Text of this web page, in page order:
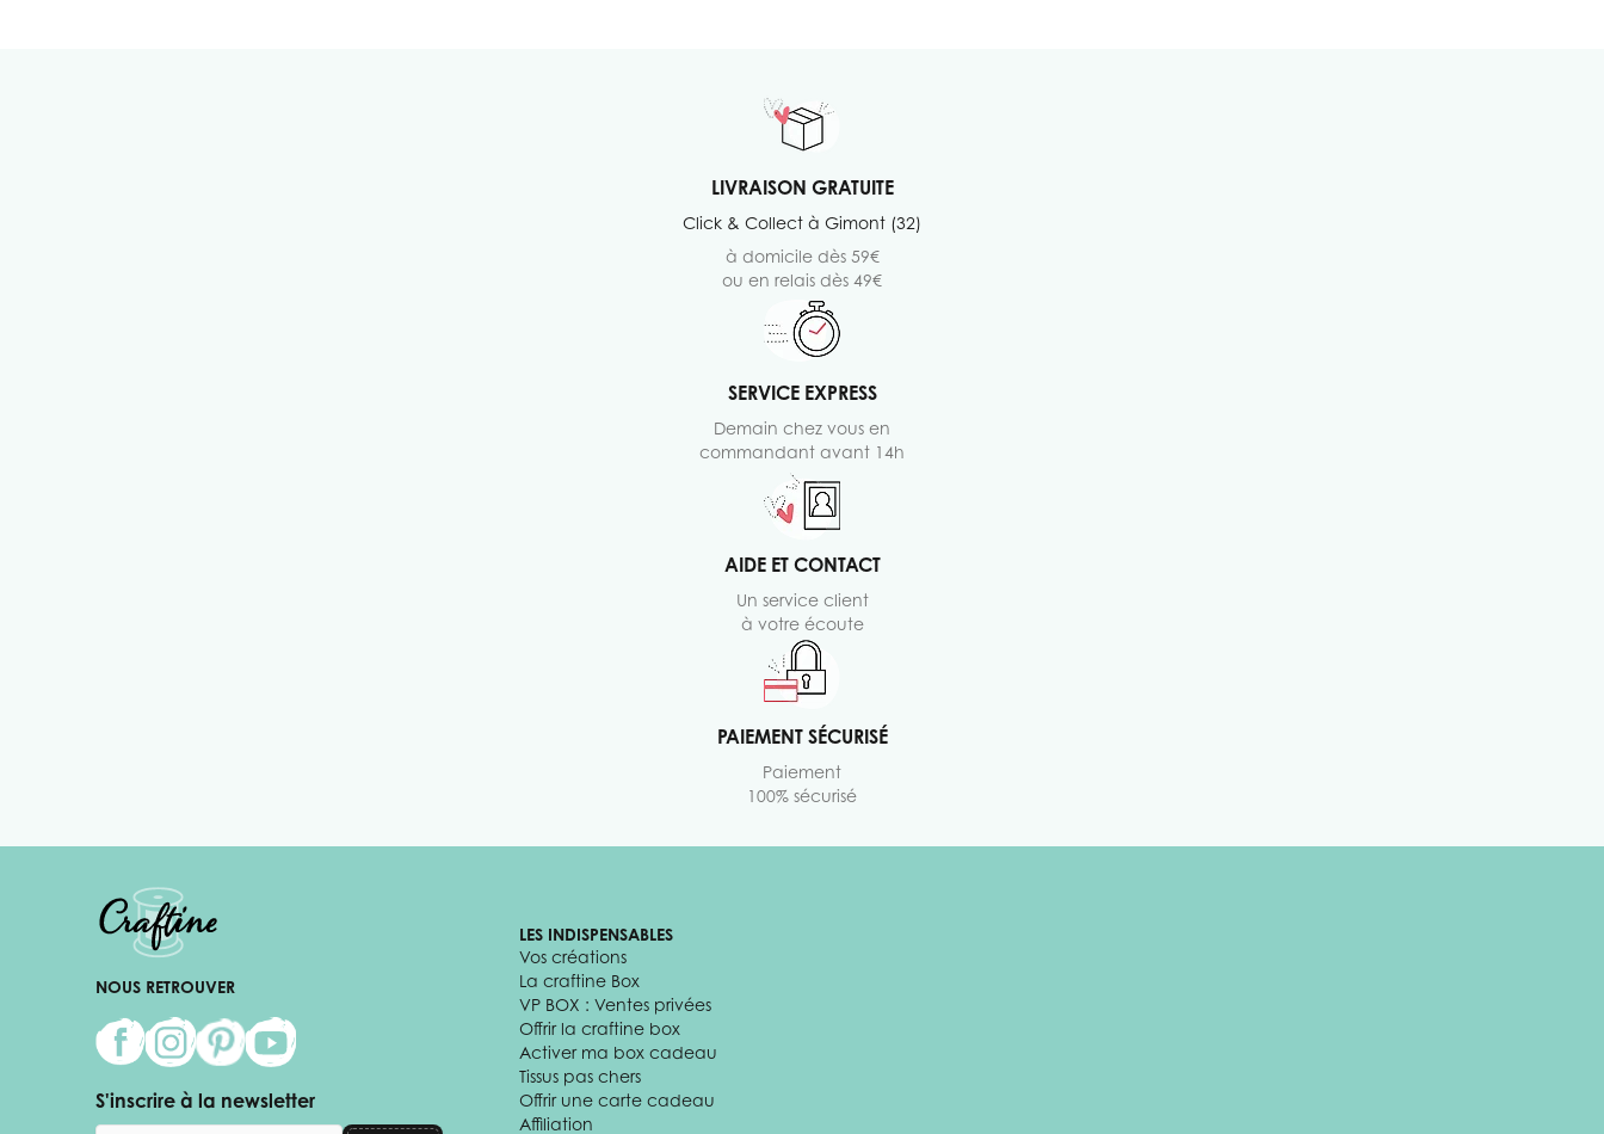
LIVRAISON GRATUITE
Click & Collect à Gimont (32)
à domicile dès 59€
ou en relais dès 49€
SERVICE EXPRESS
Demain chez vous en
commandant avant 14h
AIDE ET CONTACT
Un service client
à votre écoute
PAIEMENT SÉCURISÉ
Paiement
100% sécurisé
NOUS RETROUVER
S'inscrire à la newsletter
LES INDISPENSABLES
Vos créations
La craftine Box
VP BOX : Ventes privées
Offrir la craftine box
Activer ma box cadeau
Tissus pas chers
Offrir une carte cadeau
Affiliation